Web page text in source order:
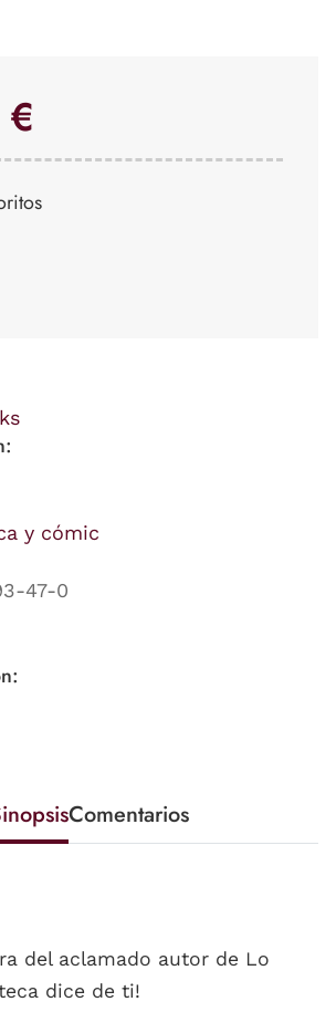
y cómic
47-0
Comentarios
del aclamado autor de Lo
dice de ti!